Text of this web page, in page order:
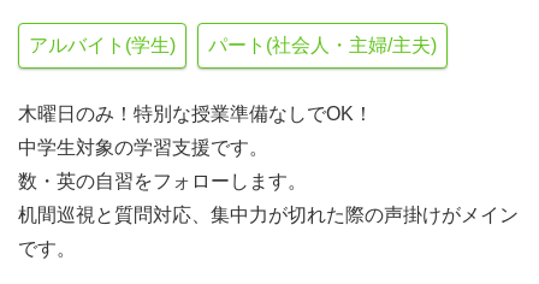
アルバイト(学生) パート(社会人・主婦/主夫)
木曜日のみ！特別な授業準備なしでOK！
中学生対象の学習支援です。
数・英の自習をフォローします。
机間巡視と質問対応、集中力が切れた際の声掛けがメイン
です。